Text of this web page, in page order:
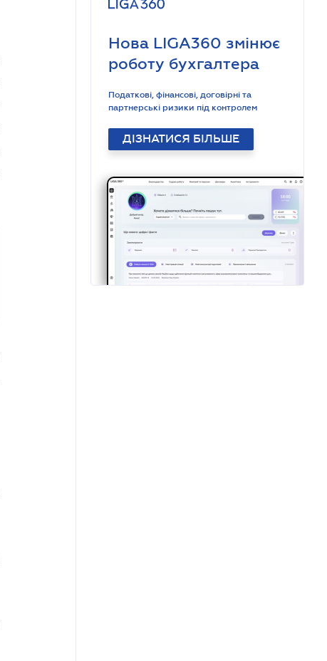
Нова LIGA360 змінює
роботу бухгалтера
Податкові, фінансові, договірні та
партнерські ризики під контролем
ДІЗНАТИСЯ БІЛЬШЕ